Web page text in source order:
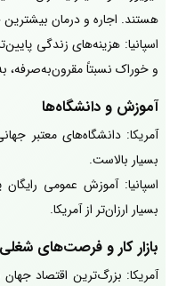
هستند. اجاره و درمان بیشترین
اسپانیا: هزینه‌های زندگی
و خوراک نسبتاً مقرون‌به‌صرفه،
آموزش و دانشگاه‌ها
آمریکا: دانشگاه‌های معتبر
بسیار بالاست.
اسپانیا: آموزش عمومی رایگان
بسیار ارزان‌تر از آمریکا.
بازار کار و فرصت‌های شغلی
آمریکا: بزرگ‌ترین اقتصاد